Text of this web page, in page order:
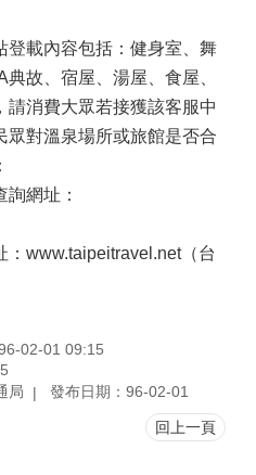
登載內容包括：健身室、舞
故、宿屋、湯屋、食屋、
請消費大眾若接獲該客服中
眾對溫泉場所或旅館是否合
網址：
www.taipeitravel.net（台
02-01 09:15
局
發布日期：96-02-01
回上一頁